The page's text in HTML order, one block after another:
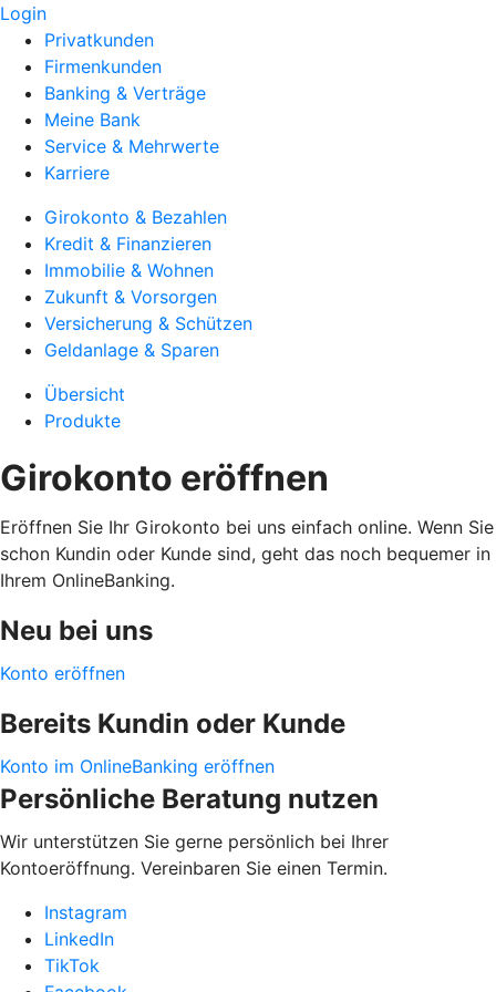
Login
Privatkunden
Firmenkunden
Banking & Verträge
Meine Bank
Service & Mehrwerte
Karriere
Girokonto & Bezahlen
Kredit & Finanzieren
Immobilie & Wohnen
Zukunft & Vorsorgen
Versicherung & Schützen
Geldanlage & Sparen
Übersicht
Produkte
Girokonto eröffnen
Eröffnen Sie Ihr Girokonto bei uns einfach online. Wenn Sie
schon Kundin oder Kunde sind, geht das noch bequemer in
Ihrem OnlineBanking.
Neu bei uns
Konto eröffnen
Bereits Kundin oder Kunde
Konto im OnlineBanking eröffnen
Persönliche Beratung nutzen
Wir unterstützen Sie gerne persönlich bei Ihrer
Kontoeröffnung. Vereinbaren Sie einen Termin.
Instagram
LinkedIn
TikTok